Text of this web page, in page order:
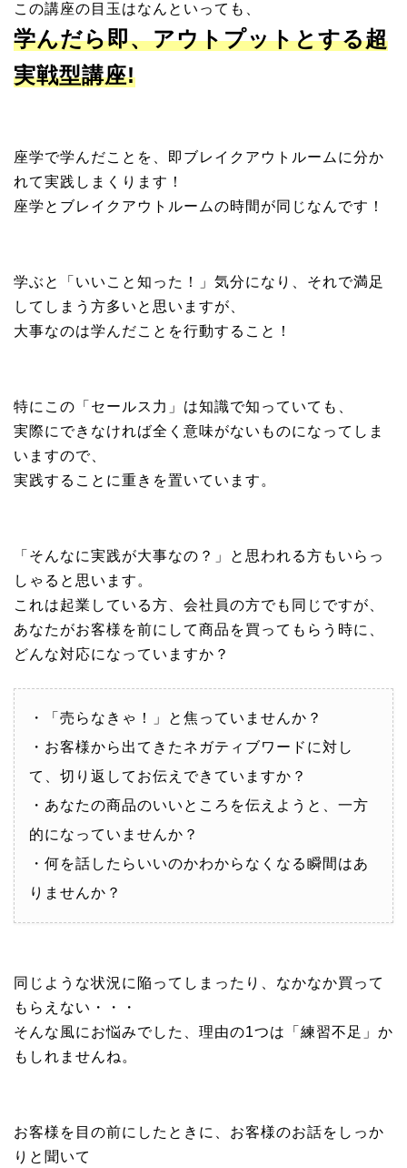
この講座の目玉はなんといっても、
学んだら即、アウトプットとする超
実戦型講座!
座学で学んだことを、即ブレイクアウトルームに分か
れて実践しまくります！
座学とブレイクアウトルームの時間が同じなんです！
学ぶと「いいこと知った！」気分になり、それで満足
してしまう方多いと思いますが、
大事なのは学んだことを行動すること！
特にこの「セールス力」は知識で知っていても、
実際にできなければ全く意味がないものになってしま
いますので、
実践することに重きを置いています。
「そんなに実践が大事なの？」と思われる方もいらっ
しゃると思います。
これは起業している方、会社員の方でも同じですが、
あなたがお客様を前にして商品を買ってもらう時に、
どんな対応になっていますか？
・「売らなきゃ！」と焦っていませんか？
・お客様から出てきたネガティブワードに対し
て、切り返してお伝えできていますか？
・あなたの商品のいいところを伝えようと、一方
的になっていませんか？
・何を話したらいいのかわからなくなる瞬間はあ
りませんか？
同じような状況に陥ってしまったり、なかなか買って
もらえない・・・
そんな風にお悩みでした、理由の1つは「練習不足」か
もしれませんね。
お客様を目の前にしたときに、お客様のお話をしっか
りと聞いて